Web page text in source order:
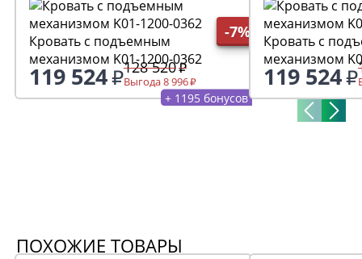
-7%
Кровать с подъемным
механизмом K01-1200-0362
119 524 128 520
Выгода 8 996
+ 1195 бонусов
Кровать с
механизмом
119 524
ПОХОЖИЕ ТОВАРЫ